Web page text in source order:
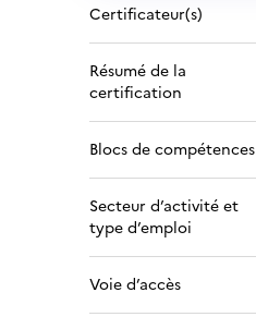
Certificateur(s)
Résumé de la
certification
Blocs de compétences
Secteur d’activité et
type d’emploi
Voie d’accès